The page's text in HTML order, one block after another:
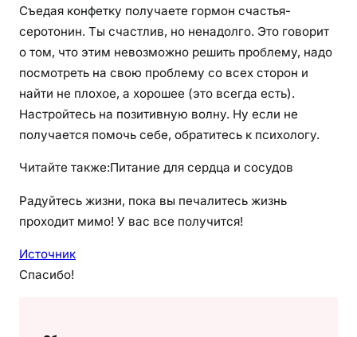
Съедая конфетку получаете гормон счастья-
серотонин. Ты счастлив, но ненадолго. Это говорит
о том, что этим невозможно решить проблему, надо
посмотреть на свою проблему со всех сторон и
найти не плохое, а хорошее (это всегда есть).
Настройтесь на позитивную волну. Ну если не
получается помочь себе, обратитесь к психологу.
Читайте также:Питание для сердца и сосудов
Радуйтесь жизни, пока вы печалитесь жизнь
проходит мимо! У вас все получится!
Источник
Спасибо!